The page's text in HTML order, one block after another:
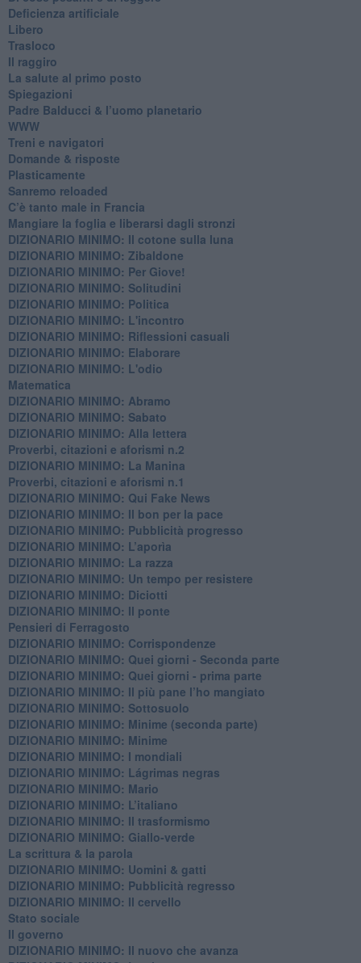
​Deficienza artificiale
Libero
Trasloco
Il raggiro
​La salute al primo posto
Spiegazioni
Padre Balducci & l’uomo planetario
WWW
​Treni e navigatori
​Domande & risposte
​Plasticamente
Sanremo reloaded
C’è tanto male in Francia
​Mangiare la foglia e liberarsi dagli stronzi
DIZIONARIO MINIMO: Il cotone sulla luna
DIZIONARIO MINIMO: Zibaldone
DIZIONARIO MINIMO: Per Giove!
DIZIONARIO MINIMO: Solitudini
DIZIONARIO MINIMO: Politica
DIZIONARIO MINIMO: L'incontro
DIZIONARIO MINIMO: Riflessioni casuali
DIZIONARIO MINIMO: Elaborare
DIZIONARIO MINIMO: L'odio
​Matematica
DIZIONARIO MINIMO: Abramo
DIZIONARIO MINIMO: Sabato
​DIZIONARIO MINIMO: Alla lettera
Proverbi, citazioni e aforismi n.2
DIZIONARIO MINIMO: La Manina
​Proverbi, citazioni e aforismi n.1
DIZIONARIO MINIMO: Qui Fake News
DIZIONARIO MINIMO: ​Il bon per la pace
DIZIONARIO MINIMO: Pubblicità progresso
DIZIONARIO MINIMO: L’aporìa
DIZIONARIO MINIMO: La razza
DIZIONARIO MINIMO: Un tempo per resistere
DIZIONARIO MINIMO: Diciotti
DIZIONARIO MINIMO: Il ponte
Pensieri di Ferragosto
DIZIONARIO MINIMO: Corrispondenze
DIZIONARIO MINIMO: Quei giorni - Seconda parte
DIZIONARIO MINIMO: Quei giorni - prima parte
DIZIONARIO MINIMO: Il più pane l’ho mangiato
DIZIONARIO MINIMO: Sottosuolo
DIZIONARIO MINIMO: Minime (seconda parte)
DIZIONARIO MINIMO: Minime
DIZIONARIO MINIMO: ​I mondiali
DIZIONARIO MINIMO: ​Lágrimas negras
DIZIONARIO MINIMO: Mario
DIZIONARIO MINIMO: L’italiano
DIZIONARIO MINIMO: Il trasformismo
DIZIONARIO MINIMO: Giallo-verde
La scrittura & la parola
​DIZIONARIO MINIMO: Uomini & gatti
DIZIONARIO MINIMO: ​Pubblicità regresso
DIZIONARIO MINIMO: Il cervello
Stato sociale
Il governo
DIZIONARIO MINIMO: Il nuovo che avanza